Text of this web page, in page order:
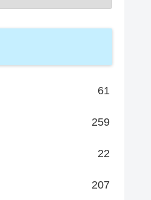
61
259
22
207